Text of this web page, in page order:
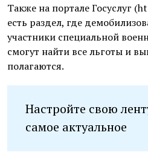
Также на портале Госуслуг
есть раздел, где
участники специальной
смогут найти все льготы и
полагаются.
Настройте свою
самое актуальное